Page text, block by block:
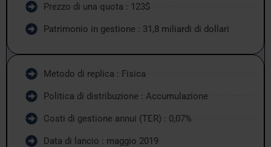
Prezzo di una quota : 123$
Patrimonio in gestione : 31,8 miliardi di dollari
Metodo di replica : Fisica
Politica di distribuzione : Accumulazione
Costi di gestione annui (TER) : 0,07%
Data di lancio : maggio 2019